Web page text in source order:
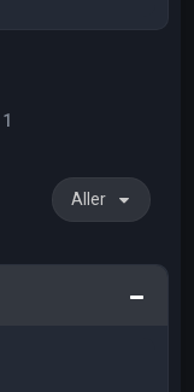
1
Aller